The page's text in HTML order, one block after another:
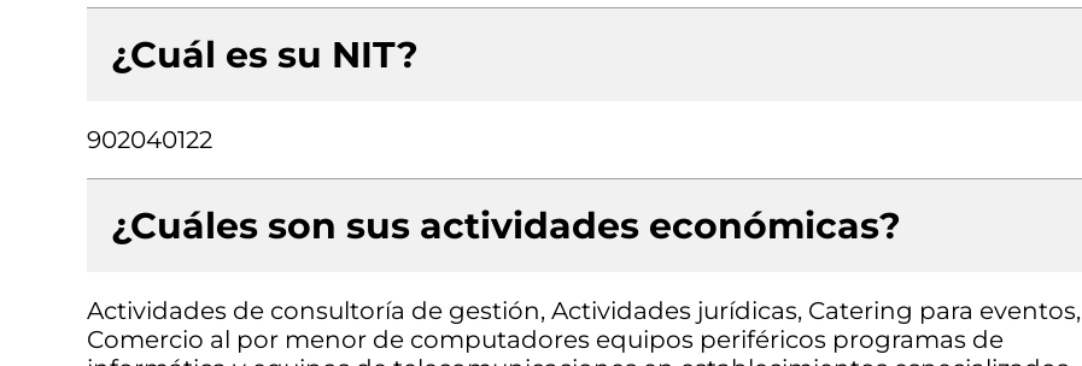
¿Cuál es su NIT?
902040122
¿Cuáles son sus actividades económicas?
Actividades de consultoría de gestión, Actividades jurídicas, Catering para eventos,
Comercio al por menor de computadores equipos periféricos programas de